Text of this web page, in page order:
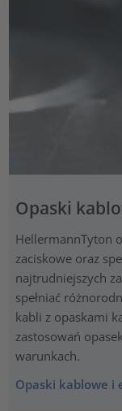
Opaski
HellermannTyton
zaciskowe oraz
najtrudniejszych
spełniać
kabli z opaskami
zastosowań
warunkach.
Opaski kablowe i